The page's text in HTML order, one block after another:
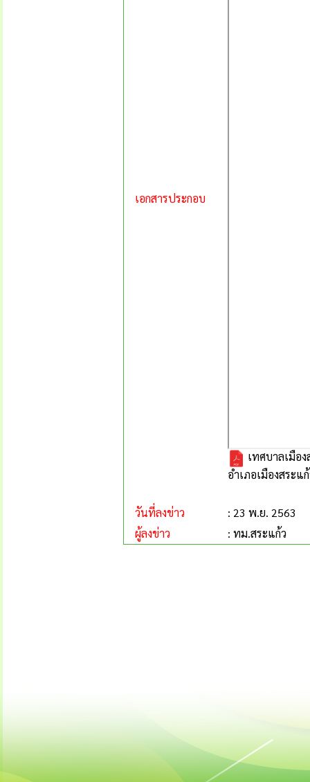
เอกสารประกอบ
เทศบาลเมือ
อำเภอเมืองสระแ
วันที่ลงข่าว
: 23 พ.ย. 2563
ผู้ลงข่าว
: ทม.สระแก้ว